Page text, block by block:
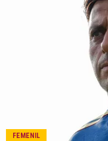
FEMENIL